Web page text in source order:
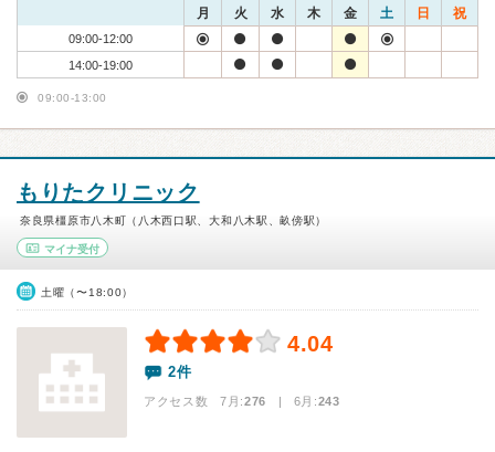
月 火 水 木 金 土 日 祝
09:00-12:00
14:00-19:00
09:00-13:00
もりたクリニック
奈良県橿原市八木町（八木西口駅、大和八木駅、畝傍駅）
マイナ受付
土曜（〜18:00）
4.04
2件
アクセス数 7月:276 | 6月:243